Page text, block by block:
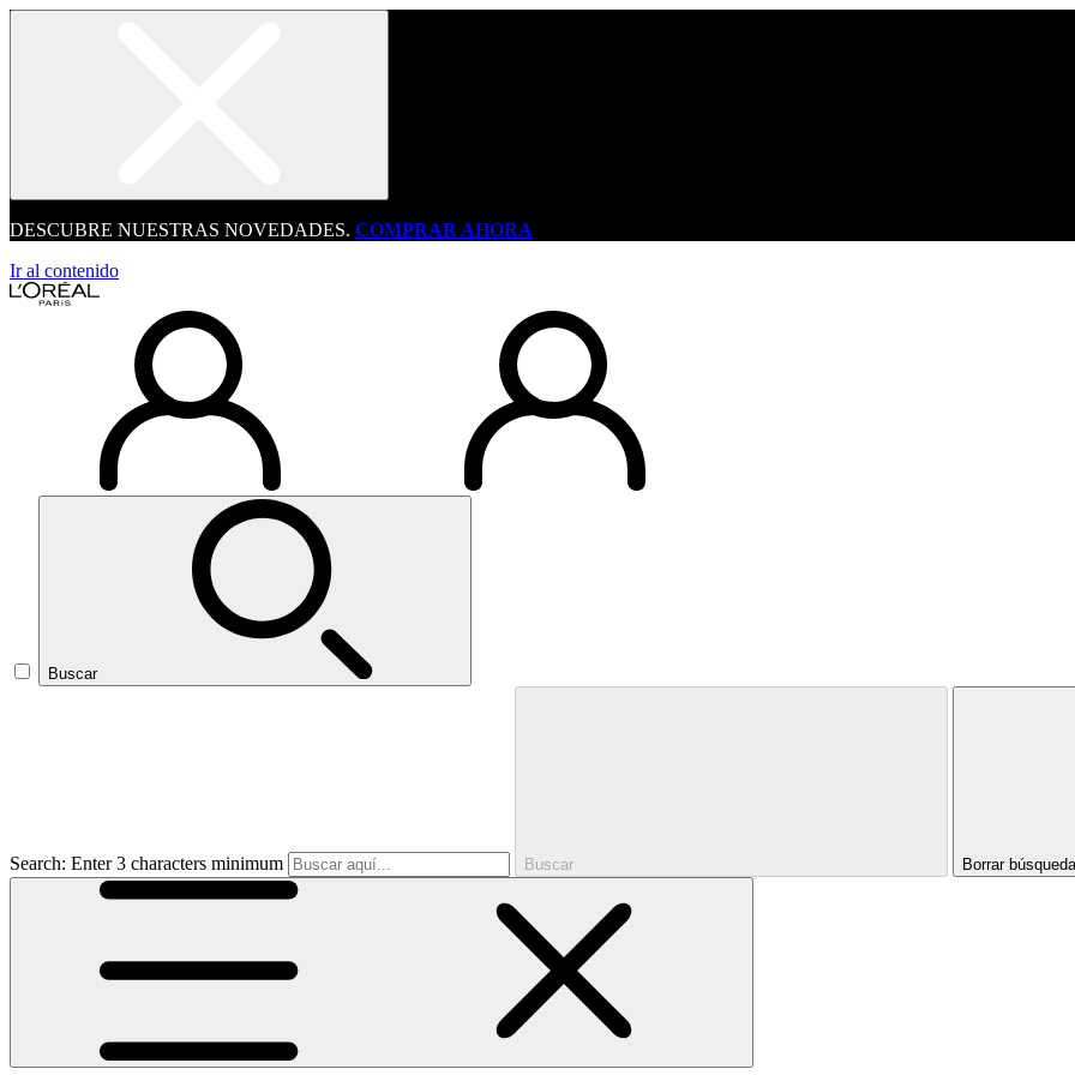
DESCUBRE NUESTRAS NOVEDADES. COMPRAR AHORA
Ir al contenido
Buscar
Search: Enter 3 characters minimum Buscar Borrar búsqueda